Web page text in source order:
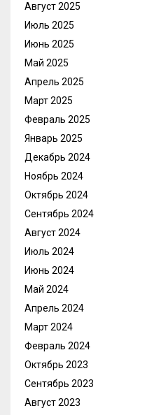
Август 2025
Июль 2025
Июнь 2025
Май 2025
Апрель 2025
Март 2025
Февраль 2025
Январь 2025
Декабрь 2024
Ноябрь 2024
Октябрь 2024
Сентябрь 2024
Август 2024
Июль 2024
Июнь 2024
Май 2024
Апрель 2024
Март 2024
Февраль 2024
Октябрь 2023
Сентябрь 2023
Август 2023